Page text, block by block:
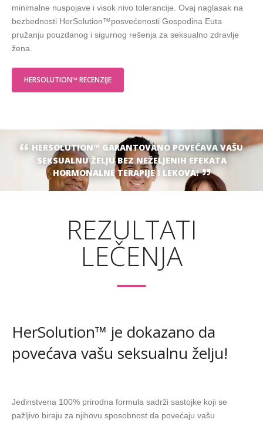
minimalne nuspojave i visok nivo tolerancije. Ovaj naglasak na
bezbednosti HerSolution™posvećenosti Gospodina Euta
pružanju pouzdanog i sigurnog rešenja za seksualno zdravlje
žena.
HERSOLUTION™ RECENZIJE
HERSOLUTION™ GARANTOVANO POVEĆAVA VAŠU
SEKSUALNU ŽELJU BEZ NEŽELJENIH EFEKATA
HORMONALNE TERAPIJE I LEKOVA!
REZULTATI
LEČENJA
HerSolution™ je dokazano da
povećava vašu seksualnu želju!
Jedinstvena 100% prirodna formula sadrži sastojke koji se
pažljivo biraju za njihovu sposobnost da povećaju vašu